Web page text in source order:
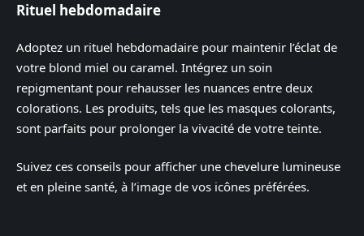
Rituel hebdomadaire
Adoptez un rituel hebdomadaire pour maintenir l’éclat de
votre blond miel ou caramel. Intégrez un soin
repigmentant pour rehausser les nuances entre deux
colorations. Les produits, tels que les masques colorants,
sont parfaits pour prolonger la vivacité de votre teinte.
Suivez ces conseils pour afficher une chevelure lumineuse
et en pleine santé, à l’image de vos icônes préférées.